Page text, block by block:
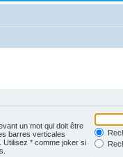
un mot qui doit être
barres verticales
Utilisez * comme joker si